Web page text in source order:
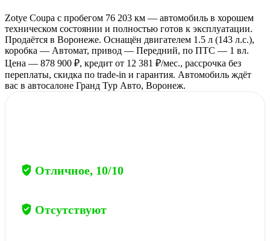
Zotye Coupa с пробегом 76 203 км — автомобиль в хорошем
техническом состоянии и полностью готов к эксплуатации.
Продаётся в Воронеже. Оснащён двигателем 1.5 л (143 л.с.),
коробка — Автомат, привод — Передний, по ПТС — 1 вл.
Цена — 878 900 ₽, кредит от 12 381 ₽/мес., рассрочка без
переплаты, скидка по trade-in и гарантия. Автомобиль ждёт
вас в автосалоне Гранд Тур Авто, Воронеж.
Отличное, 10/10
Отсутствуют